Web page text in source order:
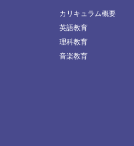
カリキュラム概要
英語教育
理科教育
音楽教育